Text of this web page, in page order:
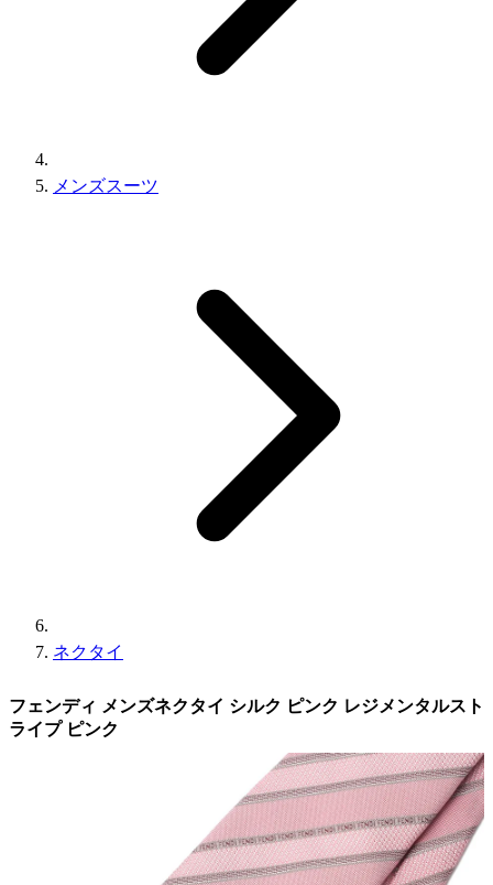
メンズスーツ
ネクタイ
フェンディ メンズネクタイ シルク ピンク レジメンタルスト
ライプ ピンク